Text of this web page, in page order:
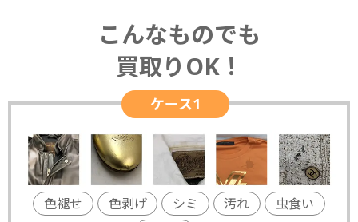
こんなものでも
買取りOK！
ケース1
色褪せ 色剥げ シミ 汚れ
虫食い